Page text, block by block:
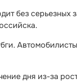
без серьезных
дня из-за